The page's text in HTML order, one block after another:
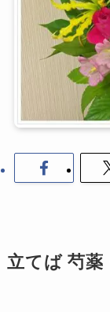
立てば 芍薬